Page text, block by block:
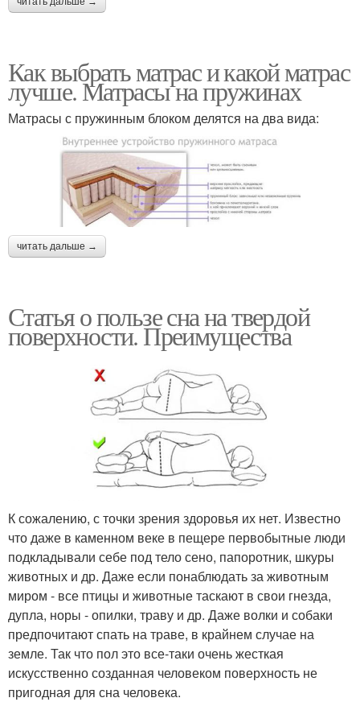
Как выбрать матрас и какой матрас
лучше. Матрасы на пружинах
Матрасы с пружинным блоком делятся на два вида:
читать дальше →
Статья о пользе сна на твердой
поверхности. Преимущества
К сожалению, с точки зрения здоровья их нет. Известно
что даже в каменном веке в пещере первобытные люди
подкладывали себе под тело сено, папоротник, шкуры
животных и др. Даже если понаблюдать за животным
миром - все птицы и животные таскают в свои гнезда,
дупла, норы - опилки, траву и др. Даже волки и собаки
предпочитают спать на траве, в крайнем случае на
земле. Так что пол это все-таки очень жесткая
искусственно созданная человеком поверхность не
пригодная для сна человека.